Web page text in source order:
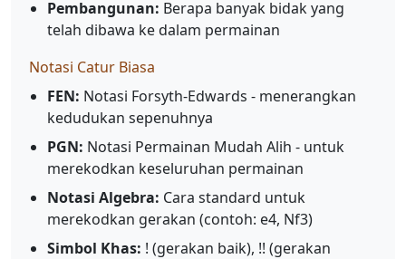
Pembangunan: Berapa banyak bidak yang
telah dibawa ke dalam permainan
Notasi Catur Biasa
FEN: Notasi Forsyth-Edwards - menerangkan
kedudukan sepenuhnya
PGN: Notasi Permainan Mudah Alih - untuk
merekodkan keseluruhan permainan
Notasi Algebra: Cara standard untuk
merekodkan gerakan (contoh: e4, Nf3)
Simbol Khas: ! (gerakan baik), !! (gerakan